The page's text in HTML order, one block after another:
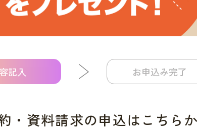
記入 お申込み完了
・資料請求の申込は こちら